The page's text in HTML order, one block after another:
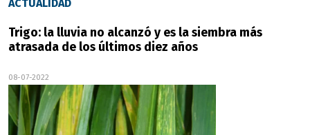
ACTUALIDAD
Trigo: la lluvia no alcanzó y es la siembra más
atrasada de los últimos diez años
08-07-2022